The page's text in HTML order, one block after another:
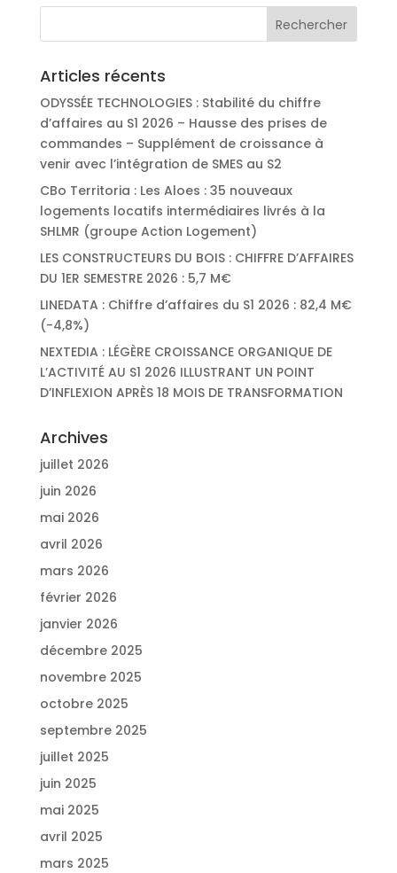
Articles récents
ODYSSÉE TECHNOLOGIES : Stabilité du chiffre
d’affaires au S1 2026 – Hausse des prises de
commandes – Supplément de croissance à
venir avec l’intégration de SMES au S2
CBo Territoria : Les Aloes : 35 nouveaux
logements locatifs intermédiaires livrés à la
SHLMR (groupe Action Logement)
LES CONSTRUCTEURS DU BOIS : CHIFFRE D’AFFAIRES
DU 1ER SEMESTRE 2026 : 5,7 M€
LINEDATA : Chiffre d’affaires du S1 2026 : 82,4 M€
(-4,8%)
NEXTEDIA : LÉGÈRE CROISSANCE ORGANIQUE DE
L’ACTIVITÉ AU S1 2026 ILLUSTRANT UN POINT
D’INFLEXION APRÈS 18 MOIS DE TRANSFORMATION
Archives
juillet 2026
juin 2026
mai 2026
avril 2026
mars 2026
février 2026
janvier 2026
décembre 2025
novembre 2025
octobre 2025
septembre 2025
juillet 2025
juin 2025
mai 2025
avril 2025
mars 2025